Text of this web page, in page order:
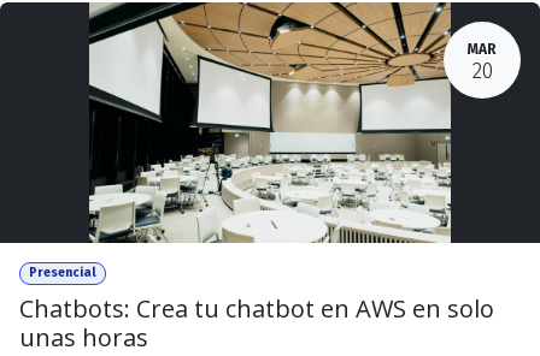
MAR
20
Presencial
Chatbots: Crea tu chatbot en AWS en solo
unas horas